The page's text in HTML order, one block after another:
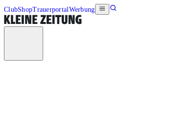
ClubShopTrauerportalWerbung